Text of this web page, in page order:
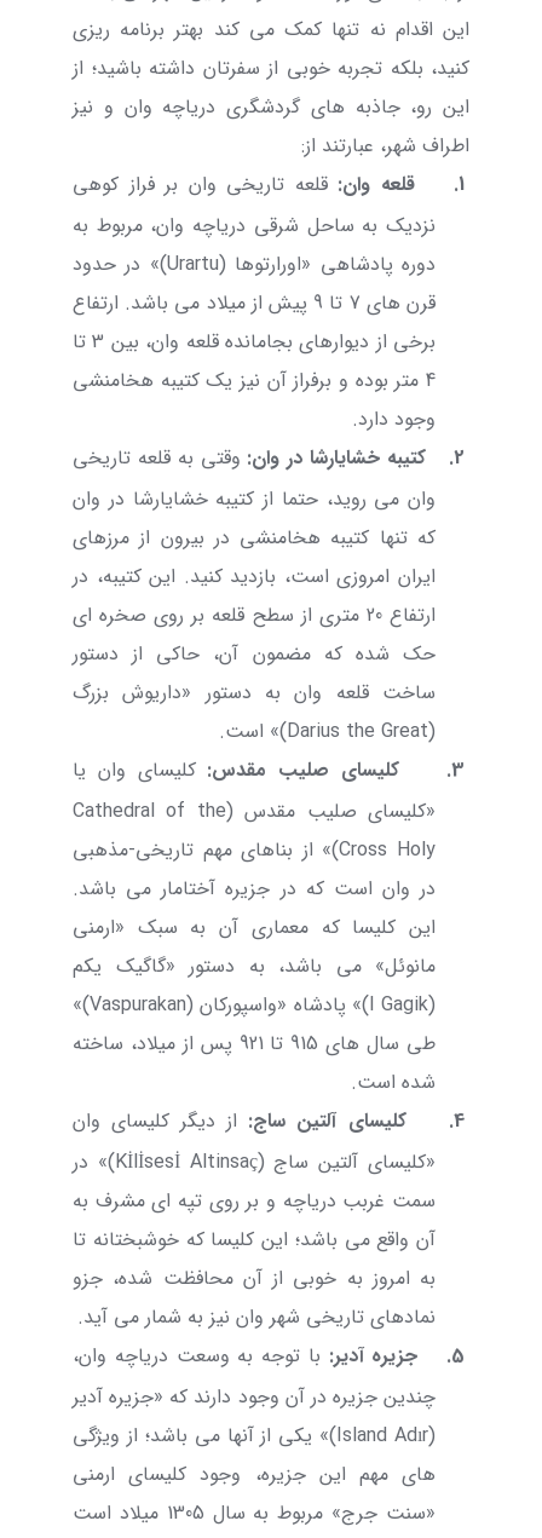
این اقدام نه تنها کمک می کند بهتر برنامه ریزی
کنید، بلکه تجربه خوبی از سفرتان داشته باشید؛ از
این رو، جاذبه های گردشگری دریاچه وان و نیز
اطراف شهر، عبارتند از:
1.
قلعه وان: قلعه تاریخی وان بر فراز کوهی
نزدیک به ساحل شرقی دریاچه وان، مربوط به
دوره پادشاهی «اورارتوها (Urartu)» در حدود
قرن های 7 تا 9 پیش از میلاد می باشد. ارتفاع
برخی از دیوارهای بجامانده قلعه وان، بین 3 تا
4 متر بوده و برفراز آن نیز یک کتیبه هخامنشی
وجود دارد.
2.
کتیبه خشایارشا در وان: وقتی به قلعه تاریخی
وان می روید، حتما از کتیبه خشایارشا در وان
که تنها کتیبه هخامنشی در بیرون از مرزهای
ایران امروزی است، بازدید کنید. این کتیبه، در
ارتفاع 20 متری از سطح قلعه بر روی صخره ای
حک شده که مضمون آن، حاکی از دستور
ساخت قلعه وان به دستور «داریوش بزرگ
(
Darius the Great)» است.
3.
کلیسای صلیب مقدس: کلیسای وان یا
«کلیسای صلیب مقدس (Cathedral of the
Holy
Cross)» از بناهای مهم تاریخی-مذهبی
در وان است که در جزیره آختامار می باشد.
این کلیسا که معماری آن به سبک «ارمنی
مانوئل» می باشد، به دستور «گاگیک یکم
(
Gagik
I)» پادشاه «واسپورکان (Vaspurakan
)»
طی سال های 915 تا 921 پس از میلاد، ساخته
شده است.
4.
کلیسای آلتین ساج: از دیگر کلیسای وان
«کلیسای آلتین ساج (Altinsaç
Kİlİsesİ)» در
سمت غربب دریاچه و بر روی تپه ای مشرف به
آن واقع می باشد؛ این کلیسا که خوشبختانه تا
به امروز به خوبی از آن محافظت شده، جزو
نمادهای تاریخی شهر وان نیز به شمار می آید.
5.
جزیره آدیر: با توجه به وسعت دریاچه وان،
چندین جزیره در آن وجود دارند که «جزیره آدیر
(
Adır
Island)» یکی از آنها می باشد؛ از ویژگی
های مهم این جزیره، وجود کلیسای ارمنی
«سنت جرج» مربوط به سال 1305 میلاد است